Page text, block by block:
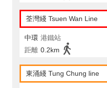
荃灣綫 Tsuen Wan Line
中環 港鐵站
距離 0.2km
東涌綫 Tung Chung line